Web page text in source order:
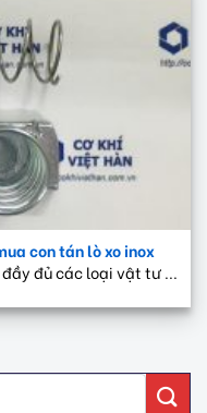
con tán lò xo inox
đủ các loại vật tư ...